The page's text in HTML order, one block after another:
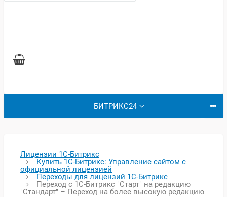
БИТРИКС24
Лицензии 1С-Битрикс
Купить 1С-Битрикс: Управление сайтом с
официальной лицензией
Переходы для лицензий 1С-Битрикс
Переход с 1С-Битрикс "Старт" на редакцию
"Стандарт" – Переход на более высокую редакцию